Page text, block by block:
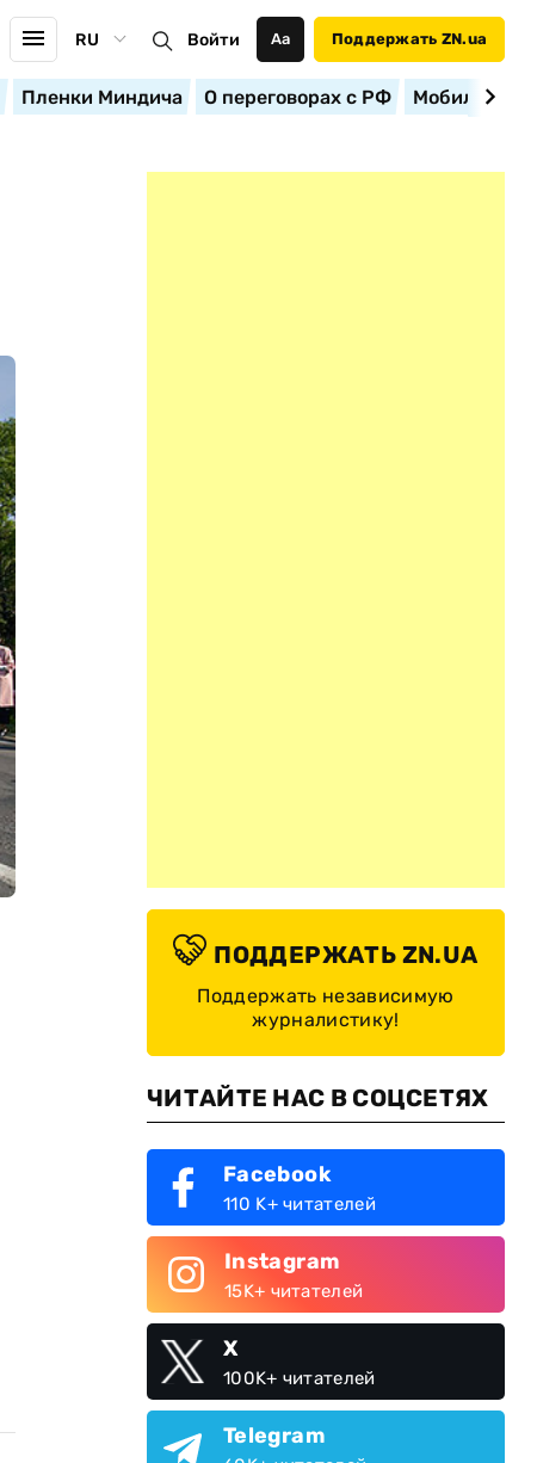
RU Войти Аа Поддержать ZN.ua
Пленки Миндича О переговорах с РФ
ПОДДЕРЖАТЬ ZN.UA
Поддержать независимую
журналистику!
ЧИТАЙТЕ НАС В СОЦСЕТЯХ
Facebook
110 K+ читателей
Instagram
15K+ читателей
X
100K+ читателей
Telegram